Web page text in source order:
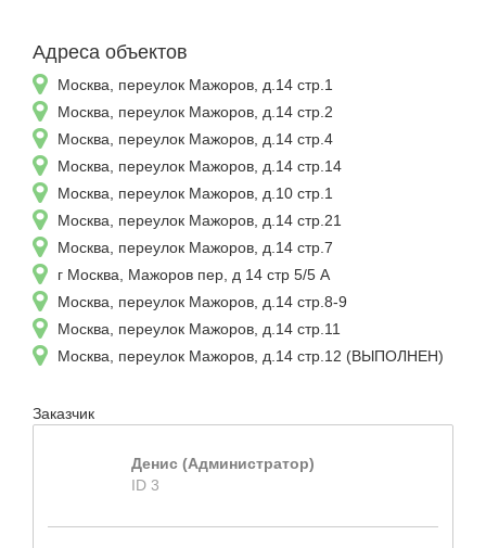
Адреса объектов
Москва, переулок Мажоров, д.14 стр.1
Москва, переулок Мажоров, д.14 стр.2
Москва, переулок Мажоров, д.14 стр.4
Москва, переулок Мажоров, д.14 стр.14
Москва, переулок Мажоров, д.10 стр.1
Москва, переулок Мажоров, д.14 стр.21
Москва, переулок Мажоров, д.14 стр.7
г Москва, Мажоров пер, д 14 стр 5/5 А
Москва, переулок Мажоров, д.14 стр.8-9
Москва, переулок Мажоров, д.14 стр.11
Москва, переулок Мажоров, д.14 стр.12 (ВЫПОЛНЕН)
Заказчик
Денис (Администратор)
ID 3